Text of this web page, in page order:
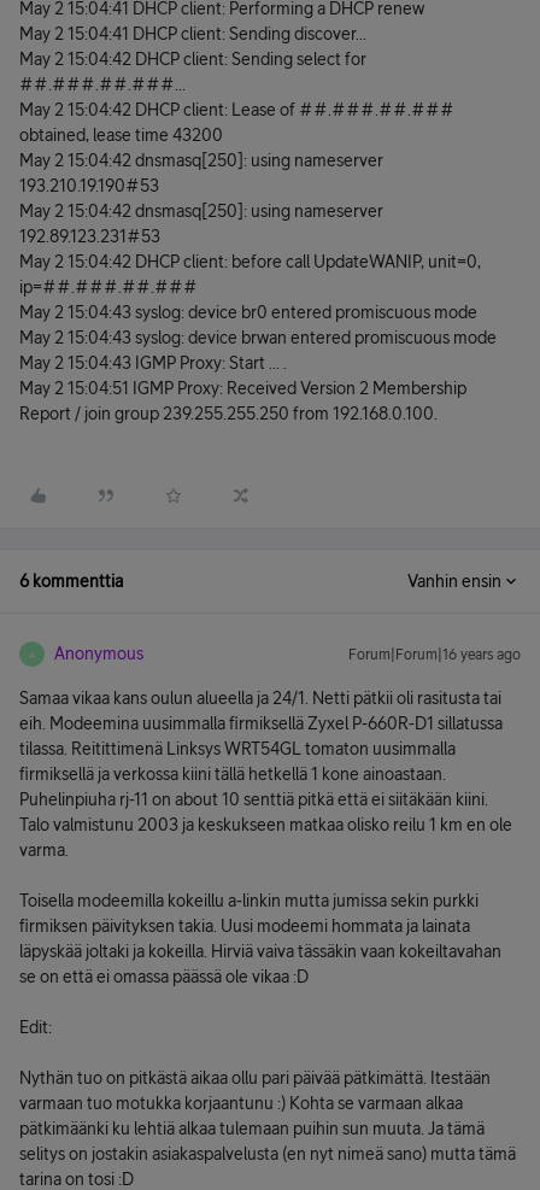
May 2 15:04:41 DHCP client: Performing a DHCP renew
May 2 15:04:41 DHCP client: Sending discover...
May 2 15:04:42 DHCP client: Sending select for
##.###.##.###...
May 2 15:04:42 DHCP client: Lease of ##.###.##.###
obtained, lease time 43200
May 2 15:04:42 dnsmasq[250]: using nameserver
193.210.19.190#53
May 2 15:04:42 dnsmasq[250]: using nameserver
192.89.123.231#53
May 2 15:04:42 DHCP client: before call UpdateWANIP, unit=0,
ip=##.###.##.###
May 2 15:04:43 syslog: device br0 entered promiscuous mode
May 2 15:04:43 syslog: device brwan entered promiscuous mode
May 2 15:04:43 IGMP Proxy: Start ... .
May 2 15:04:51 IGMP Proxy: Received Version 2 Membership
Report / join group 239.255.255.250 from 192.168.0.100.
6 kommenttia Vanhin ensin
A Anonymous Forum|Forum|16 years ago
Samaa vikaa kans oulun alueella ja 24/1. Netti pätkii oli rasitusta tai
eih. Modeemina uusimmalla firmiksellä Zyxel P-660R-D1 sillatussa
tilassa. Reitittimenä Linksys WRT54GL tomaton uusimmalla
firmiksellä ja verkossa kiini tällä hetkellä 1 kone ainoastaan.
Puhelinpiuha rj-11 on about 10 senttiä pitkä että ei siitäkään kiini.
Talo valmistunu 2003 ja keskukseen matkaa olisko reilu 1 km en ole
varma.
Toisella modeemilla kokeillu a-linkin mutta jumissa sekin purkki
firmiksen päivityksen takia. Uusi modeemi hommata ja lainata
läpyskää joltaki ja kokeilla. Hirviä vaiva tässäkin vaan kokeiltavahan
se on että ei omassa päässä ole vikaa :D
Edit:
Nythän tuo on pitkästä aikaa ollu pari päivää pätkimättä. Itestään
varmaan tuo motukka korjaantunu :) Kohta se varmaan alkaa
pätkimäänki ku lehtiä alkaa tulemaan puihin sun muuta. Ja tämä
selitys on jostakin asiakaspalvelusta (en nyt nimeä sano) mutta tämä
tarina on tosi :D